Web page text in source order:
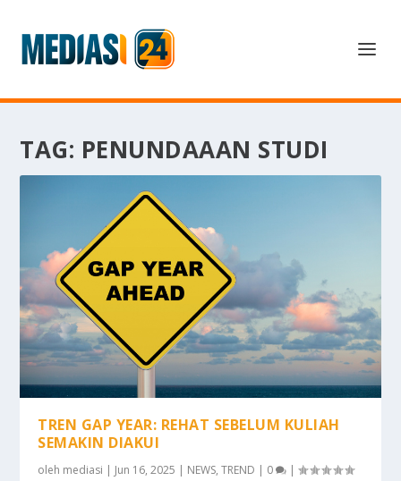
TAG: PENUNDAAAN STUDI
TREN GAP YEAR: REHAT SEBELUM KULIAH
SEMAKIN DIAKUI
oleh mediasi | Jun 16, 2025 | NEWS,TREND | 0 |